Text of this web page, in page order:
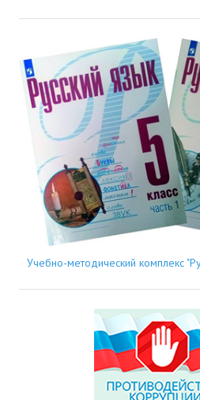
Учебно-методический комплекс